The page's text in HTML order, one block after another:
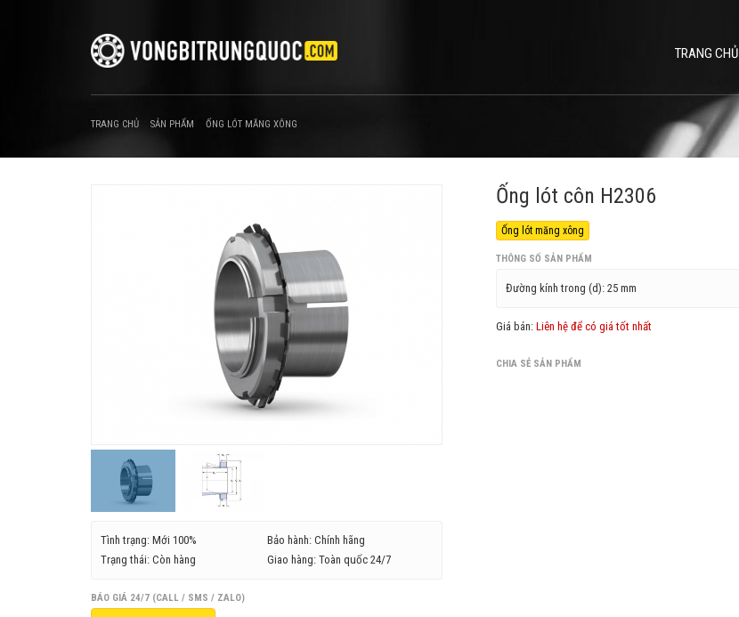
TRANG CHỦ
TRANG CHỦ SẢN PHẨM ỐNG LÓT MĂNG XÔNG
Tình trạng: Mới 100%
Bảo hành: Chính hãng
Trạng thái: Còn hàng
Giao hàng: Toàn quốc 24/7
BÁO GIÁ 24/7 (CALL / SMS / ZALO)
Ống lót côn H2306
Ống lót măng xông
THÔNG SỐ SẢN PHẨM
Đường kính trong (d): 25 mm
Giá bán: Liên hệ để có giá tốt nhất
CHIA SẺ SẢN PHẨM